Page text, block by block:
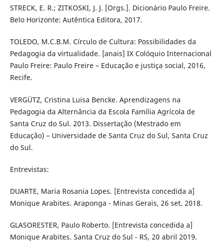
STRECK, E. R.; ZITKOSKI, J. J. [Orgs.]. Dicionário Paulo Freire.
Belo Horizonte: Autêntica Editora, 2017.
TOLEDO, M.C.B.M. Círculo de Cultura: Possibilidades da
Pedagogia da virtualidade. [anais] IX Colóquio Internacional
Paulo Freire: Paulo Freire – Educação e justiça social, 2016,
Recife.
VERGÜTZ, Cristina Luisa Bencke. Aprendizagens na
Pedagogia da Alternância da Escola Família Agrícola de
Santa Cruz do Sul. 2013. Dissertação (Mestrado em
Educação) – Universidade de Santa Cruz do Sul, Santa Cruz
do Sul.
Entrevistas:
DUARTE, Maria Rosania Lopes. [Entrevista concedida a]
Monique Arabites. Araponga - Minas Gerais, 26 set. 2018.
GLASORESTER, Paulo Roberto. [Entrevista concedida a]
Monique Arabites. Santa Cruz do Sul - RS, 20 abril 2019.